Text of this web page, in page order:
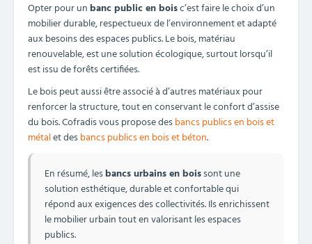
Opter pour unbanc public en boisc’est faire le choix d’un
mobilier durable, respectueux de l’environnement et adapté
aux besoins des espaces publics. Le bois, matériau
renouvelable, est une solution écologique, surtout lorsqu’il
est issu de forêts certifiées.
Le bois peut aussi être associé à d’autres matériaux pour
renforcer la structure, tout en conservant le confort d’assise
du bois. Cofradis vous propose desbancs publics en bois et
métalet desbancs publics en bois et béton.
En résumé, lesbancs urbains en boissont une
solution esthétique, durable et confortable qui
répond aux exigences des collectivités. Ils enrichissent
le mobilier urbain tout en valorisant les espaces
publics.